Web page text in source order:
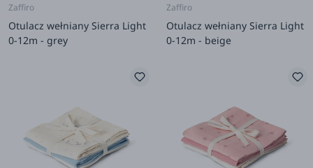
Zaffiro
Otulacz wełniany Sierra Light
0-12m - grey
Zaffiro
Otulacz wełniany Sierra Light
0-12m - beige